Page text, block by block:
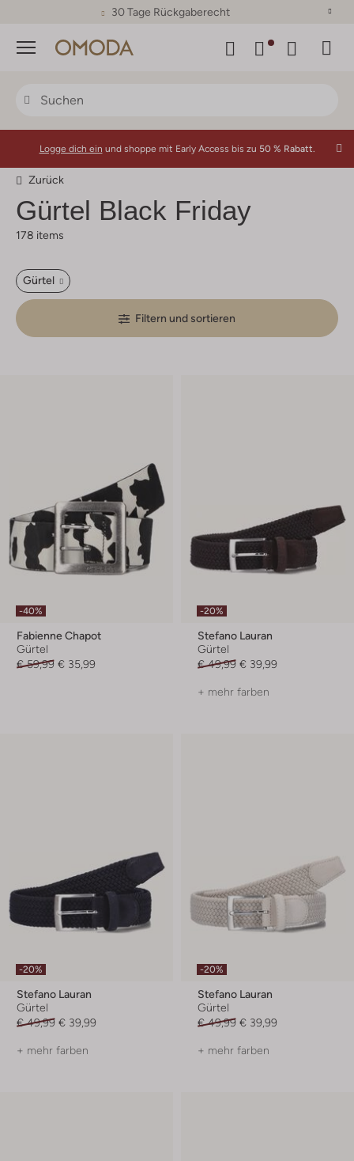
30 Tage Rückgaberecht
Menü
Logge dich ein und shoppe mit Early Access bis zu 50 % Rabatt.
Zurück
Gürtel Black Friday
178 items
Gürtel
Filtern und sortieren
-40%
Fabienne Chapot
Gürtel
€ 59,99 € 35,99
-20%
Stefano Lauran
Gürtel
€ 49,99 € 39,99
+ mehr farben
-20%
Stefano Lauran
Gürtel
€ 49,99 € 39,99
+ mehr farben
-20%
Stefano Lauran
Gürtel
€ 49,99 € 39,99
+ mehr farben